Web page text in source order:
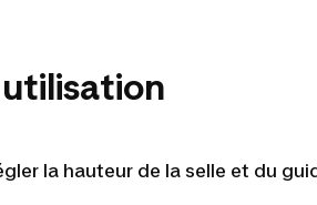
la hauteur de la selle et du